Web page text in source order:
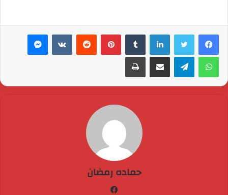
لينكدإن بينتيريست ماسنجر
واتساب تيلقرام مشاركة عبر البريد طباعة
حماده رمضان